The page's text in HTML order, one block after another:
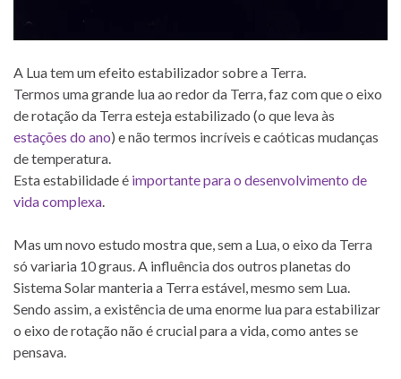
A Lua tem um efeito estabilizador sobre a Terra.
Termos uma grande lua ao redor da Terra, faz com que o eixo
de rotação da Terra esteja estabilizado (o que leva às
estações do ano) e não termos incríveis e caóticas mudanças
de temperatura.
Esta estabilidade é importante para o desenvolvimento de
vida complexa.
Mas um novo estudo mostra que, sem a Lua, o eixo da Terra
só variaria 10 graus. A influência dos outros planetas do
Sistema Solar manteria a Terra estável, mesmo sem Lua.
Sendo assim, a existência de uma enorme lua para estabilizar
o eixo de rotação não é crucial para a vida, como antes se
pensava.